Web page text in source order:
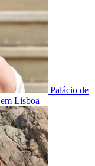
Palácio de
Lisboa